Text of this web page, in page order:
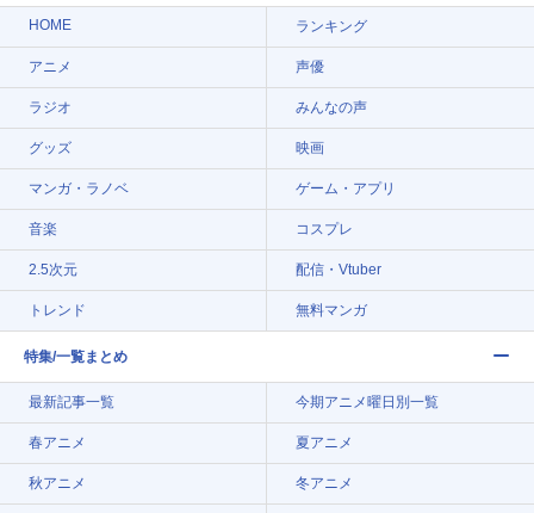
HOME ランキング
アニメ 声優
ラジオ みんなの声
グッズ 映画
マンガ・ラノベ ゲーム・アプリ
音楽 コスプレ
2.5次元 配信・Vtuber
トレンド 無料マンガ
特集/一覧まとめ
最新記事一覧 今期アニメ曜日別一覧
春アニメ 夏アニメ
秋アニメ 冬アニメ